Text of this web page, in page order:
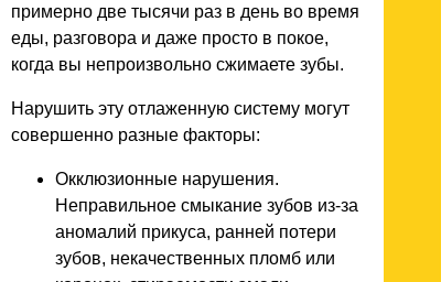
примерно две тысячи раз в день во время
еды, разговора и даже просто в покое,
когда вы непроизвольно сжимаете зубы.
Нарушить эту отлаженную систему могут
совершенно разные факторы:
Окклюзионные нарушения.
Неправильное смыкание зубов из-за
аномалий прикуса, ранней потери
зубов, некачественных пломб или